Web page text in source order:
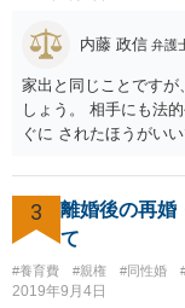
内藤 政信 弁護
家出と同じことです
しょう。 相手にも法
ぐに されたほうがいい
3
離婚後の再婚
て
#養育費 #親権 #同性婚
2019年9月4日